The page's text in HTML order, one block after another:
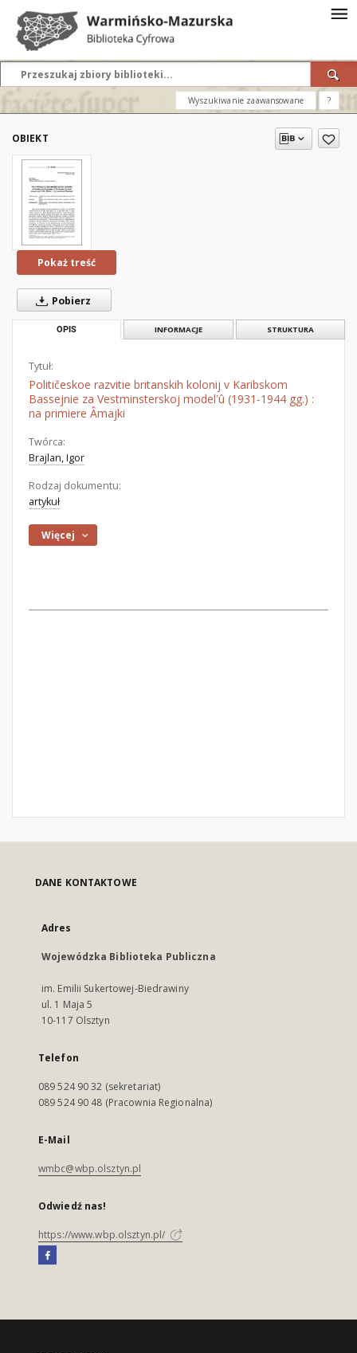
Wyszukiwanie zaawansowane ?
OBIEKT
Pokaż treść
Pobierz
OPIS INFORMACJE STRUKTURA
Tytuł:
Političeskoe razvitie britanskih kolonij v Karibskom
Bassejnie za Vestminsterskoj modelʹû (1931-1944 gg.) :
na primiere Âmajki
Twórca:
Brajlan, Igor
Rodzaj dokumentu:
artykuł
Więcej
DANE KONTAKTOWE
Adres
Wojewódzka Biblioteka Publiczna
im. Emilii Sukertowej-Biedrawiny
ul. 1 Maja 5
10-117 Olsztyn
Telefon
089 524 90 32 (sekretariat)
089 524 90 48 (Pracownia Regionalna)
E-Mail
wmbc@wbp.olsztyn.pl
Odwiedź nas!
https://www.wbp.olsztyn.pl/